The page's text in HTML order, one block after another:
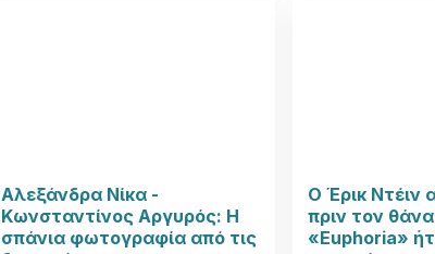
Αλεξάνδρα Νίκα -
Κωνσταντίνος Αργυρός: Η
σπάνια φωτογραφία από τις
Ο Έρικ Ντέιν
πριν τον
«Euphoria»